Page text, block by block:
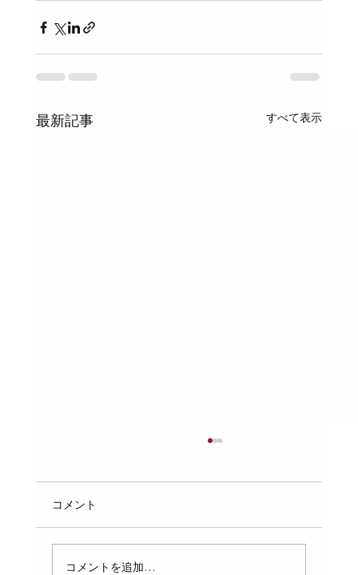
最新記事 すべて表示
給水・排水工事は、私たちの生活に欠かせない
インフラの一部です。日本では、これらの工事
を行う業者に対して「指定給水・排水工事業者
証」という資格証明が求められています。この
コメント
コメントを追加…